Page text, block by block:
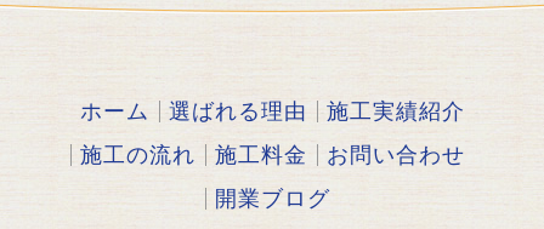
ホーム 選ばれる理由
施工実績紹介
施工の流れ
施工料金
お問い合わせ
開業ブログ